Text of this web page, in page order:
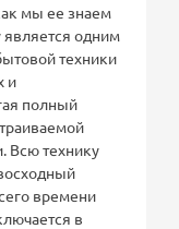
мы ее знаем
является одним
техники
и
полный
Всю технику
времени
в